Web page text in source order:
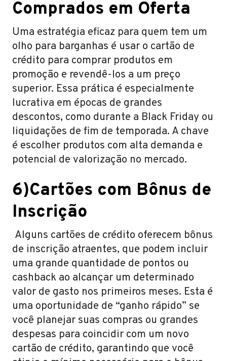
Comprados em Oferta
Uma estratégia eficaz para quem tem um
olho para barganhas é usar o cartão de
crédito para comprar produtos em
promoção e revendê-los a um preço
superior. Essa prática é especialmente
lucrativa em épocas de grandes
descontos, como durante a Black Friday ou
liquidações de fim de temporada. A chave
é escolher produtos com alta demanda e
potencial de valorização no mercado.
6)Cartões com Bônus de
Inscrição
Alguns cartões de crédito oferecem bônus
de inscrição atraentes, que podem incluir
uma grande quantidade de pontos ou
cashback ao alcançar um determinado
valor de gasto nos primeiros meses. Esta é
uma oportunidade de “ganho rápido” se
você planejar suas compras ou grandes
despesas para coincidir com um novo
cartão de crédito, garantindo que você